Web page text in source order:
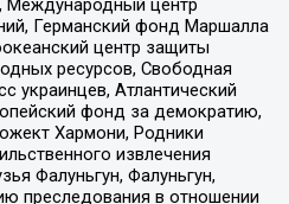
центр
Германский фонд Маршалла
центр защиты
ресурсов, Свободная
украинцев, Атлантический
фонд за демократию,
Хармони, Родники
извлечения
Фалуньгун, Фалуньгун,
преследования в отношении